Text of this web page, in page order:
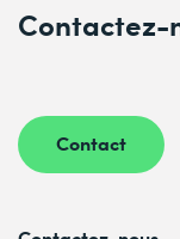
Contactez-
Contact